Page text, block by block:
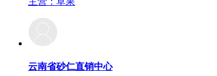
云南省砂仁直销中心